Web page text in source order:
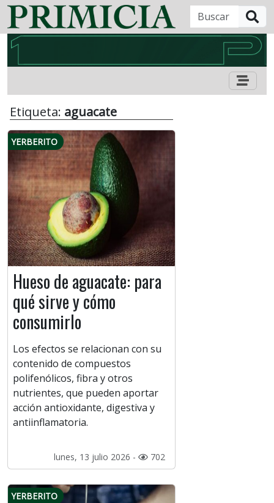
Etiqueta: aguacate
YERBERITO
Hueso de aguacate: para
qué sirve y cómo
consumirlo
Los efectos se relacionan con su
contenido de compuestos
polifenólicos, fibra y otros
nutrientes, que pueden aportar
acción antioxidante, digestiva y
antiinflamatoria.
lunes, 13 julio 2026 - 702
YERBERITO